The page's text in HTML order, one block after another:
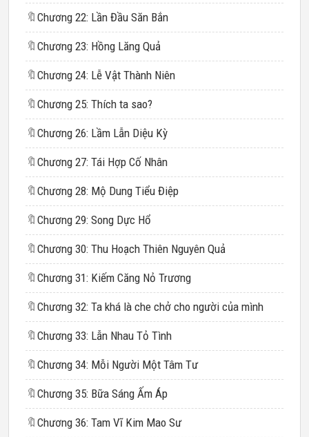
🔖 Chương 22: Lần Đầu Săn Bắn
🔖 Chương 23: Hồng Lăng Quả
🔖 Chương 24: Lễ Vật Thành Niên
🔖 Chương 25: Thích ta sao?
🔖 Chương 26: Lầm Lẫn Diệu Kỳ
🔖 Chương 27: Tái Hợp Cố Nhân
🔖 Chương 28: Mộ Dung Tiểu Điệp
🔖 Chương 29: Song Dực Hổ
🔖 Chương 30: Thu Hoạch Thiên Nguyên Quả
🔖 Chương 31: Kiếm Căng Nỏ Trương
🔖 Chương 32: Ta khá là che chở cho người của mình
🔖 Chương 33: Lẫn Nhau Tỏ Tình
🔖 Chương 34: Mỗi Người Một Tâm Tư
🔖 Chương 35: Bữa Sáng Ấm Áp
🔖 Chương 36: Tam Vĩ Kim Mao Sư